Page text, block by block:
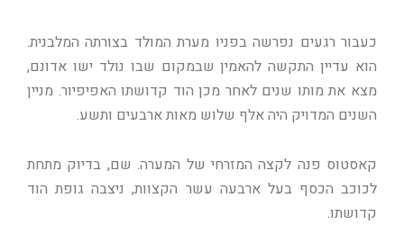
כעבור רגעים נפרשה בפניו מערת המולד בצורתה המלבנית.
הוא עדיין התקשה להאמין שבמקום שבו נולד ישו אדונם,
מצא את מותו שנים לאחר מכן הוד קדושתו האפיפיור. מניין
השנים המדויק היה אלף שלוש מאות ארבעים ותשע.
קאסטוס פנה לקצה המזרחי של המערה. שם, בדיוק מתחת
לכוכב הכסף בעל ארבעה עשר הקצוות, ניצבה גופת הוד
קדושתו.